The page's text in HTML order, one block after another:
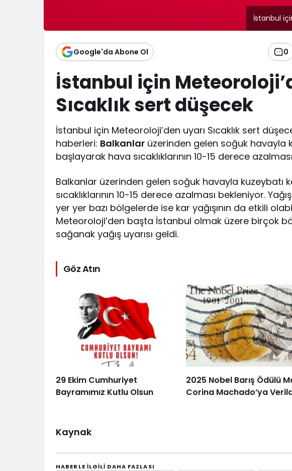
İstanbul
Google'da Abone Ol 0
İstanbul için
Sıcaklık sert düşecek
İstanbul için Meteoroloji’den uyarı Sıcaklık sert
haberleri: Balkanlar üzerinden gelen soğuk havayla
başlayarak hava sıcaklıklarının 10-15 derece
Balkanlar üzerinden gelen soğuk havayla kuzeybatı
sıcaklıklarının 10-15 derece azalması bekleniyor.
yer yer bazı bölgelerde ise kar yağışının da etkili
Meteoroloji’den başta İstanbul olmak üzere birçok
sağanak yağış uyarısı geldi.
Göz Atın
29 Ekim Cumhuriyet
Bayramımız Kutlu Olsun
2025 Nobel Barış Ödülü
Corina Machado’ya
Kaynak
HABERLE ILGILI DAHA FAZLASI